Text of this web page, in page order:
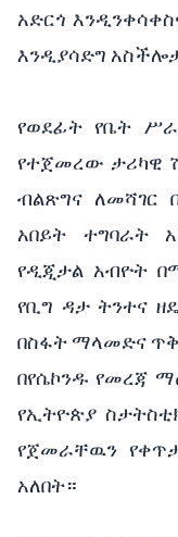
አድርጎ
እንዲያሳድግ
የወደፊት የቤት
የተጀመረው ታሪካዊ
ብልጽግና ለመሻገር
አበይት ተግባራት
የዲጂታል አብዮት
የቢግ ዳታ ትንተና
በስፋት ማላመድና
በየሴኮንዱ የመረጃ
የኢትዮጵያ
የጀመራቸዉን
አለበት።